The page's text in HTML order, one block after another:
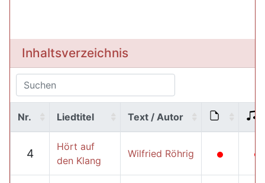
Inhaltsverzeichnis
Nr. Liedtitel Text / Autor
4
Hört auf
den Klang
Wilfried Röhrig